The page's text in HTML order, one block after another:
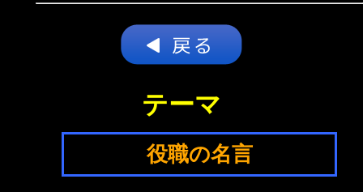
テーマ
役職の名言